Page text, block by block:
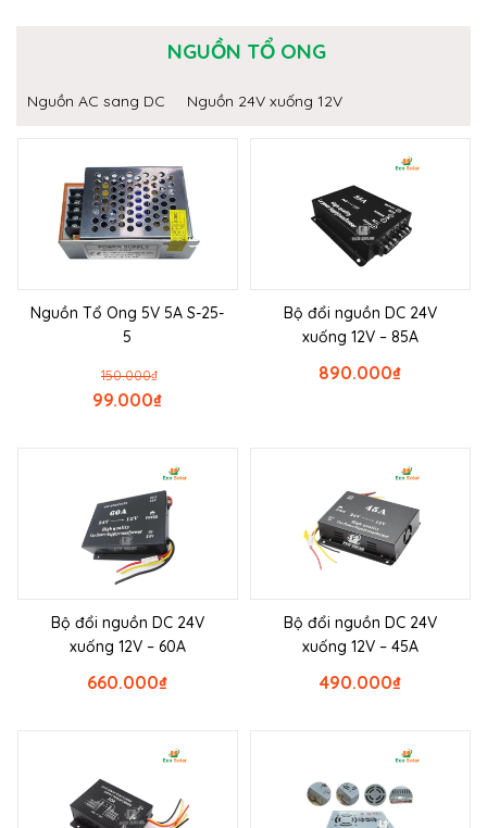
NGUỒN TỔ ONG
Nguồn AC sang DC Nguồn 24V xuống 12V
Nguồn Tổ Ong 5V 5A S-25-
5
₫
150.000
₫
99.000
Bộ đổi nguồn DC 24V
xuống 12V – 85A
₫
890.000
Bộ đổi nguồn DC 24V
xuống 12V – 60A
₫
660.000
Bộ đổi nguồn DC 24V
xuống 12V – 45A
₫
490.000